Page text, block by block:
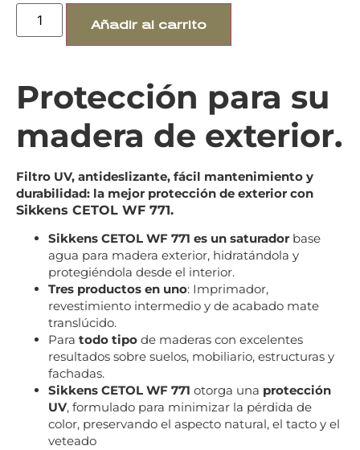
Añadir al carrito
Protección para su
madera de exterior.
Filtro UV, antideslizante, fácil mantenimiento y
durabilidad: la mejor protección de exterior con
Sikkens CETOL WF 771.
Sikkens CETOL WF 771 es un saturador base
agua para madera exterior, hidratándola y
protegiéndola desde el interior.
Tres productos en uno: Imprimador,
revestimiento intermedio y de acabado mate
translúcido.
Para todo tipo de maderas con excelentes
resultados sobre suelos, mobiliario, estructuras y
fachadas.
Sikkens CETOL WF 771 otorga una protección
UV, formulado para minimizar la pérdida de
color, preservando el aspecto natural, el tacto y el
veteado